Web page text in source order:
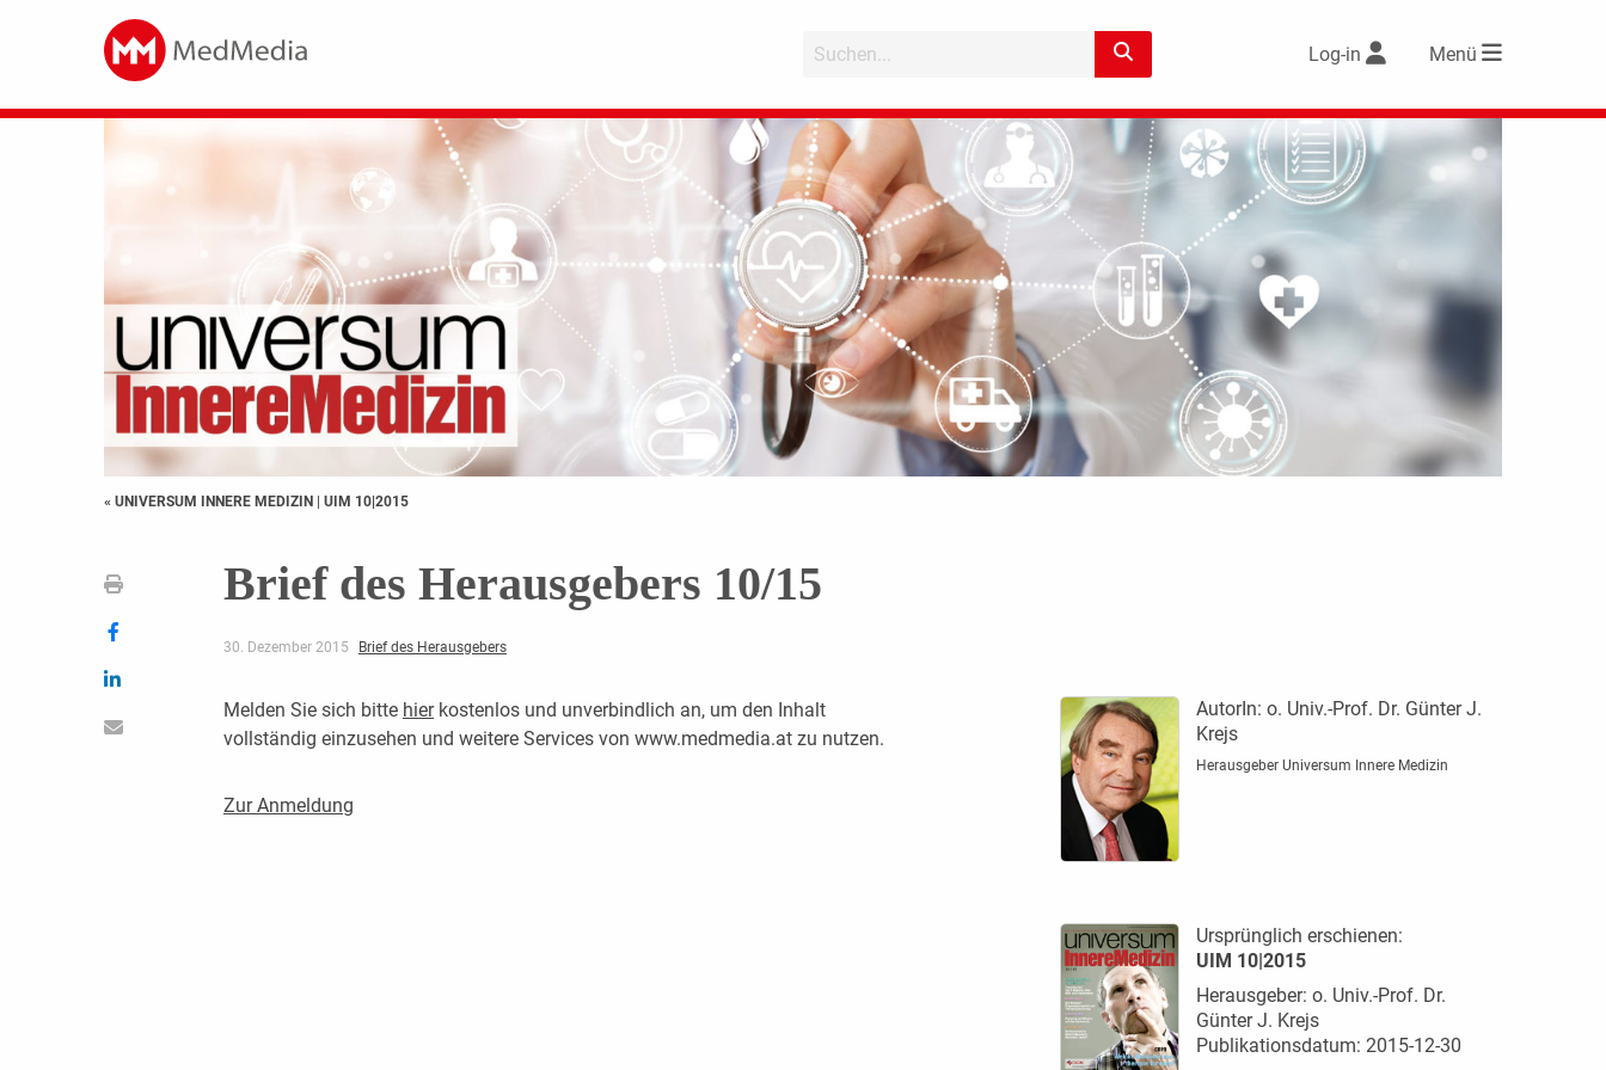
Log-in Menü
« UNIVERSUM INNERE MEDIZIN | UIM 10|2015
Brief des Herausgebers 10/15
30. Dezember 2015 Brief des Herausgebers
Melden Sie sich bitte hierkostenlos und unverbindlich an, um den Inhalt
vollständig einzusehen und weitere Services von www.medmedia.at zu nutzen.
Zur Anmeldung
AutorIn: o. Univ.-Prof. Dr. Günter J.
Krejs
Herausgeber Universum Innere Medizin
Ursprünglich erschienen:
UIM 10|2015
Herausgeber: o. Univ.-Prof. Dr.
Günter J. Krejs
Publikationsdatum: 2015-12-30